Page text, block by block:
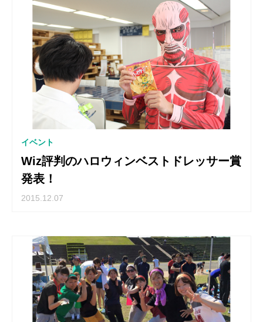
イベント
Wiz評判のハロウィンベストドレッサー賞
発表！
2015.12.07